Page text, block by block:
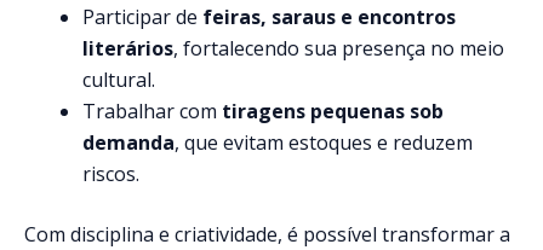
Participar de feiras, saraus e encontros
literários, fortalecendo sua presença no meio
cultural.
Trabalhar com tiragens pequenas sob
demanda, que evitam estoques e reduzem
riscos.
Com disciplina e criatividade, é possível transformar a